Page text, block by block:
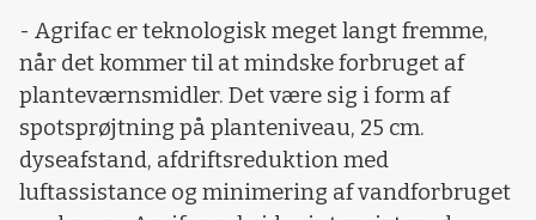
- Agrifac er teknologisk meget langt fremme,
når det kommer til at mindske forbruget af
planteværnsmidler. Det være sig i form af
spotsprøjtning på planteniveau, 25 cm.
dyseafstand, afdriftsreduktion med
luftassistance og minimering af vandforbruget